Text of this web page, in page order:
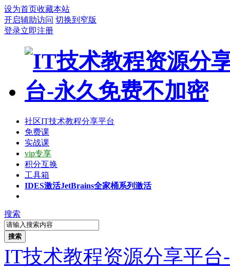
设为首页收藏本站
开启辅助访问 切换到窄版
登录立即注册
社区IT技术教程分享平台
免费课
实战课
vip专享
积分互换
工具箱
IDES激活JetBrains全家桶系列激活
搜索
搜索
IT技术教程资源分享平